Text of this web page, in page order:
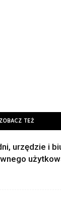
ZOBACZ TEŻ
urzędzie i